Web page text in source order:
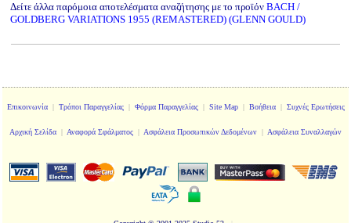
Δείτε άλλα παρόμοια αποτελέσματα αναζήτησης με το προϊόν BACH /
GOLDBERG VARIATIONS 1955 (REMASTERED) (GLENN GOULD)
Επικοινωνία| Τρόποι Παραγγελίας| Φόρμα Παραγγελίας| Site Map| Βοήθεια| Συχνές Ερωτήσεις
Αρχική Σελίδα | Αναφορά Σφάλματος | Ασφάλεια Προσωπικών Δεδομένων | Ασφάλεια Συναλλαγών